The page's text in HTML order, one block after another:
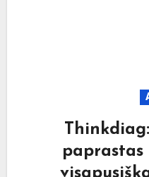
paprastas